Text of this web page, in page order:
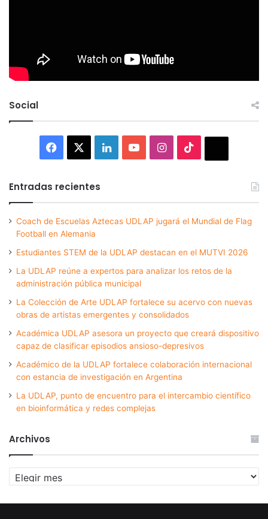
Social
Facebook LinkedInYouTubeInstagram
Entradas recientes
Coach de Escuelas Aztecas UDLAP jugará el Mundial de Flag
Football en Alemania
Estudiantes STEM de la UDLAP destacan en el MUTVI 2026
La UDLAP reúne a expertos para analizar los retos de la
administración pública municipal
La Colección de Arte UDLAP fortalece su acervo con nuevas
obras de artistas emergentes y consolidados
Académica UDLAP asesora un proyecto que creará dispositivo
capaz de clasificar episodios ansioso-depresivos
Académico de la UDLAP fortalece colaboración internacional
con estancia de investigación en Argentina
La UDLAP, punto de encuentro para el intercambio científico
en bioinformática y redes complejas
Archivos
Archivos